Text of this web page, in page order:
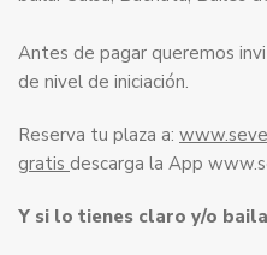
Antes de pagar queremos
de nivel de iniciación.
Reserva tu plaza a:
gratis descarga la App
Y si lo tienes claro y/o